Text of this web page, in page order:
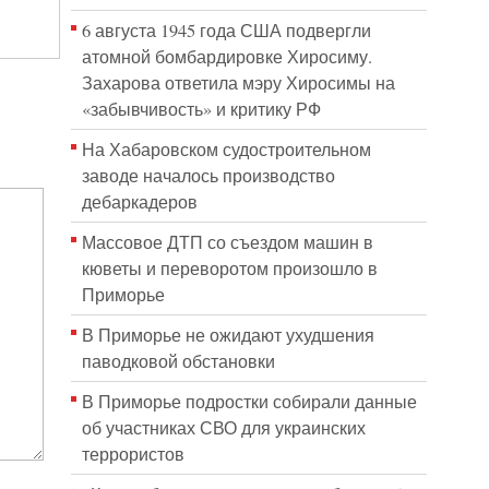
6 августа 1945 года США подвергли
атомной бомбардировке Хиросиму.
Захарова ответила мэру Хиросимы на
«забывчивость» и критику РФ
На Хабаровском судостроительном
заводе началось производство
дебаркадеров
Массовое ДТП со съездом машин в
кюветы и переворотом произошло в
Приморье
В Приморье не ожидают ухудшения
паводковой обстановки
В Приморье подростки собирали данные
об участниках СВО для украинских
террористов